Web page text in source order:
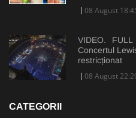
08 August
VIDEO.
Concertul
restricționat
08 August
CATEGORII